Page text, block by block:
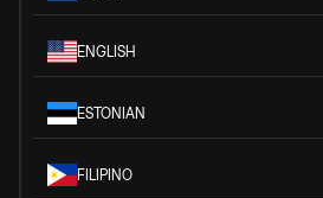
ENGLISH
ESTONIAN
FILIPINO